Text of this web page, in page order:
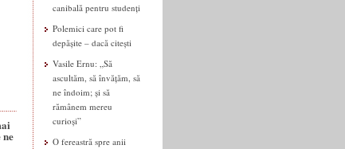
ne
canibală pentru studenți
Polemici care pot fi
depășite – dacă citești
Vasile Ernu: „Să
ascultăm, să învățăm, să
ne îndoim; și să
rămânem mereu
curioși”
O fereastră spre anii